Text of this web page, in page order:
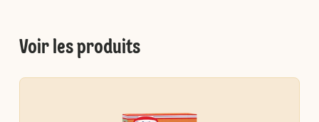
Voir les produits